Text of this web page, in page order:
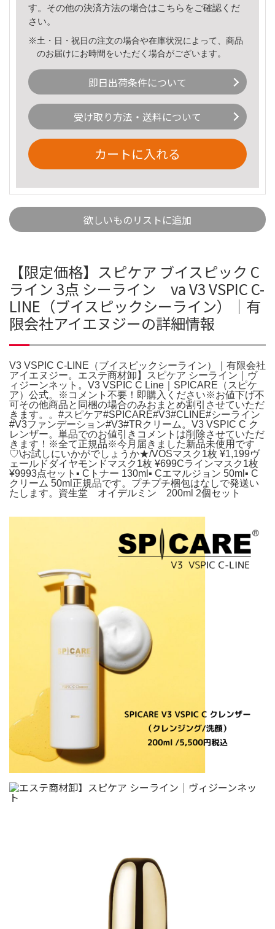
す。その他の決済方法の場合はこちら をご確認くだ
さい。
※土・日・祝日の注文の場合や在庫状況によって、商品
のお届けにお時間をいただく場合がございます。
即日出荷条件について
受け取り方法・送料について
カートに入れる
欲しいものリストに追加
【限定価格】スピケア ブイスピック C
ライン 3点 シーライン va V3 VSPIC C-
LINE（ブイスピックシーライン）｜有
限会社アイエヌジーの詳細情報
V3 VSPIC C-LINE（ブイスピックシーライン）｜有限会社
アイエヌジー。エステ商材卸】スピケア シーライン｜ヴ
ィジーンネット。V3 VSPIC C Line｜SPICARE（スピケ
ア）公式。※コメント不要！即購入ください※お値下げ不
可その他商品と同梱の場合のみおまとめ割引させていただ
きます。。#スピケア#SPICARE#V3#CLINE#シーライン
#V3ファンデーション#V3#TRクリーム。V3 VSPIC C ク
レンザー。単品でのお値引きコメントは削除させていただ
きます！※全て正規品※今月届きました新品未使用です
♡\お試しにいかがでしょうか★/VOSマスク1枚 ¥1,199ヴ
ェールドダイヤモンドマスク1枚 ¥699Cラインマスク1枚
¥9993点セット▪ Cトナー 130ml▪ Cエマルジョン 50ml▪ C
クリーム 50ml正規品です。プチプチ梱包はなしで発送い
たします。資生堂 オイデルミン 200ml 2個セット